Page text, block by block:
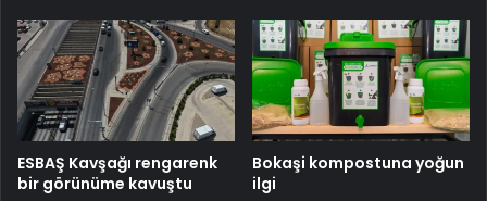
ESBAŞ Kavşağı rengarenk
bir görünüme kavuştu
Bokaşi kompostuna yoğun
ilgi